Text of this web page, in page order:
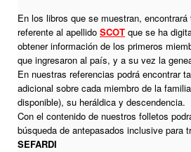
En los libros que se muestran,
referente al apellido SCOT que se ha
obtener información de los primeros
que ingresaron al país, y a su vez la
En nuestras referencias podrá encontrar
adicional sobre cada miembro de la familia
disponible), su heráldica y descendencia.
Con el contenido de nuestros folletos
búsqueda de antepasados inclusive para
SEFARDI